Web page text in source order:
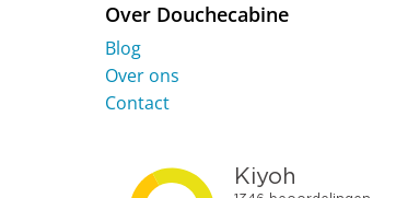
Over Douchecabine
Blog
Over ons
Contact